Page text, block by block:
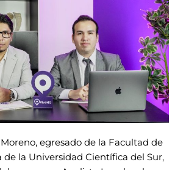
egresado de la Facultad de
de la Universidad Científica del Sur,